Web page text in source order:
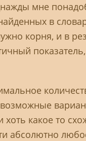
мне
в
корня, и в
какое то
абсолютно